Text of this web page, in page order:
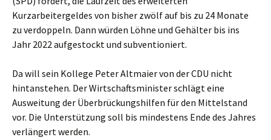
Kurzarbeitergeldes von bisher zwölf auf bis zu 24 Monate
zu verdoppeln. Dann würden Löhne und Gehälter bis ins
Jahr 2022 aufgestockt und subventioniert.
Da will sein Kollege Peter Altmaier von der CDU nicht
hintanstehen. Der Wirtschaftsminister schlägt eine
Ausweitung der Überbrückungshilfen für den Mittelstand
vor. Die Unterstützung soll bis mindestens Ende des Jahres
verlängert werden.